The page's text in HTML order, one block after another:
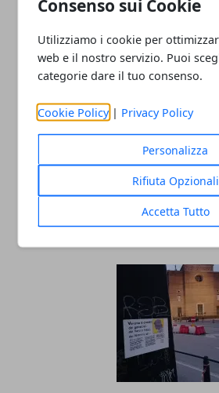
Consenso sui Cookie
Utilizziamo i cookie per
web e il nostro servizio. Puoi
categorie dare il tuo consenso.
Cookie Policy | Privacy Policy
Personalizza
Rifiuta Opzionali
Accetta Tutto
Cosa aspettarsi da